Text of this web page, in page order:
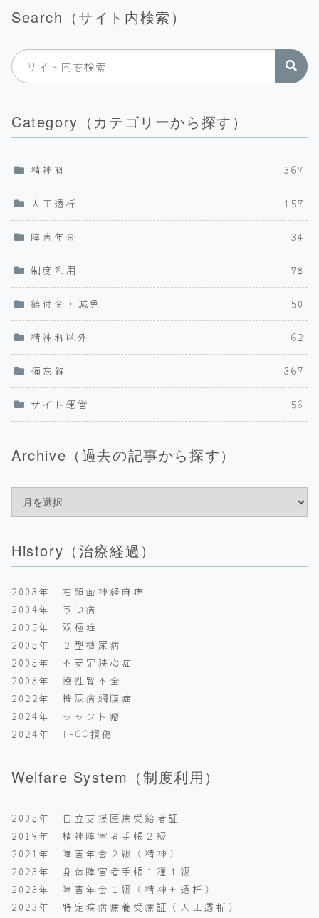
Search（サイト内検索）
Category（カテゴリーから探す）
精神科 367
人工透析 157
障害年金 34
制度利用 78
給付金・減免 50
精神科以外 62
備忘録 367
サイト運営 56
Archive（過去の記事から探す）
History（治療経過）
2003年 右顔面神経麻痺
2004年 うつ病
2005年 双極症
2008年 ２型糖尿病
2008年 不安定狭心症
2008年 慢性腎不全
2022年 糖尿病網膜症
2024年 シャント瘤
2024年 TFCC損傷
Welfare System（制度利用）
2008年 自立支援医療受給者証
2019年 精神障害者手帳２級
2021年 障害年金２級（精神）
2023年 身体障害者手帳１種１級
2023年 障害年金１級（精神＋透析）
2023年 特定疾病療養受療証（人工透析）